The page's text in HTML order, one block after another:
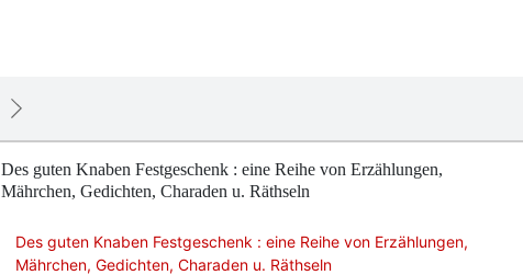
Des guten Knaben Festgeschenk : eine Reihe von Erzählungen,
Mährchen, Gedichten, Charaden u. Räthseln
Des guten Knaben Festgeschenk : eine Reihe von Erzählungen,
Mährchen, Gedichten, Charaden u. Räthseln